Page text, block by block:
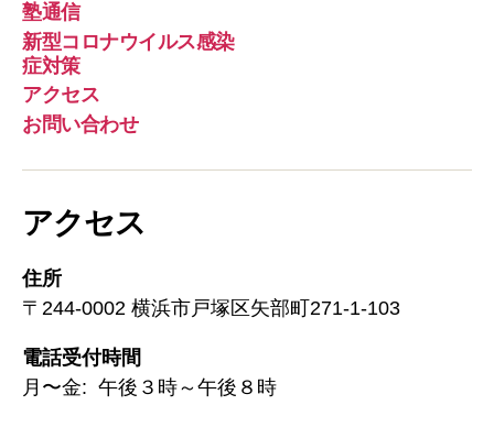
塾通信
新型コロナウイルス感染
症対策
アクセス
お問い合わせ
アクセス
住所
〒244-0002 横浜市戸塚区矢部町271-1-103
電話受付時間
月〜金: 午後３時～午後８時